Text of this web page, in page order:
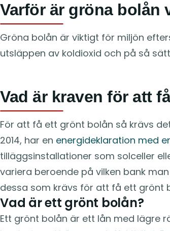
Varför är gröna
Gröna bolån är viktigt för miljön
utsläppen av koldioxid och på så
Vad är kraven för att
För att få ett grönt bolån så krävs
2014, har en energideklaration med
tilläggsinstallationer som solceller
variera beroende på vilken bank
dessa som krävs för att få ett grönt
Vad är ett grönt bolån?
Ett grönt bolån är ett lån med lägre